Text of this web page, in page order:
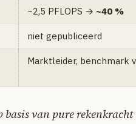
~2,5 PFLOPS → ~40 %
niet gepubliceerd
Marktleider, benchmark
basis van pure